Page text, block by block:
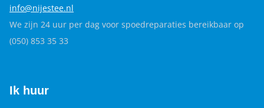
info@nijestee.nl
We zijn 24 uur per dag voor spoedreparaties bereikbaar op
(050) 853 35 33
Ik huur